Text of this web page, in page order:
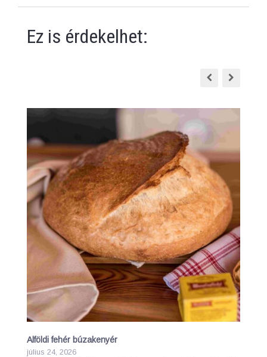
Ez is érdekelhet:
Alföldi fehér búzakenyér
július 24, 2026